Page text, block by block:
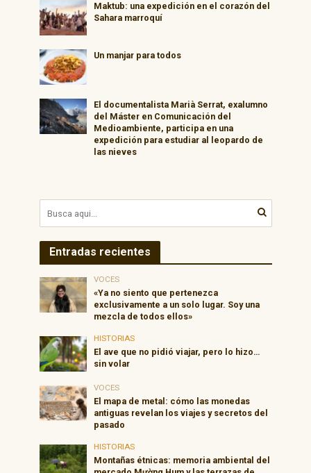
Maktub: una expedición en el corazón del
Sahara marroquí
Un manjar para todos
El documentalista Marià Serrat, exalumno
del Máster en Comunicación del
Medioambiente, participa en una
expedición para estudiar al leopardo de
las nieves
Entradas recientes
VOCES
«Ya no siento que pertenezca
exclusivamente a un solo lugar. Soy una
mezcla de todos ellos»
HISTORIAS
El ave que no pidió viajar, pero lo hizo…
sin volar
VOCES
El mapa de metal: cómo las monedas
antiguas revelan los viajes y secretos del
pasado
HISTORIAS
Montañas étnicas: memoria ambiental del